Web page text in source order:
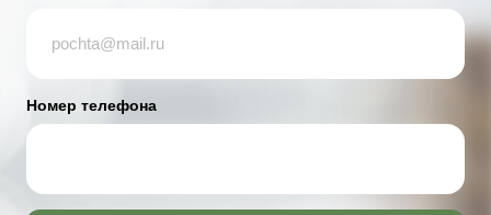
Номер телефона